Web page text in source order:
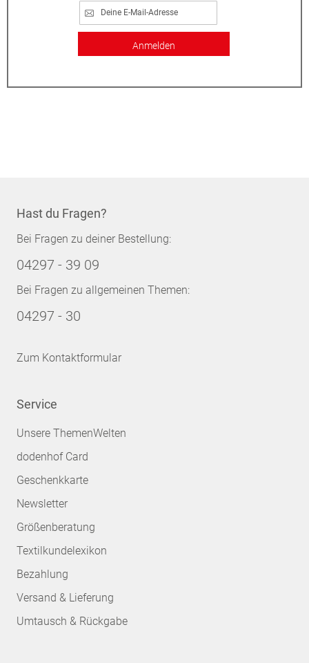
Anmelden
Hast du Fragen?
Bei Fragen zu deiner Bestellung:
04297 - 39 09
Bei Fragen zu allgemeinen Themen:
04297 - 30
Zum Kontaktformular
Service
Unsere ThemenWelten
dodenhof Card
Geschenkkarte
Newsletter
Größenberatung
Textilkundelexikon
Bezahlung
Versand & Lieferung
Umtausch & Rückgabe